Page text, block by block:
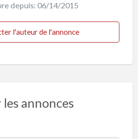
depuis: 06/14/2015
l'auteur de l'annonce
annonces